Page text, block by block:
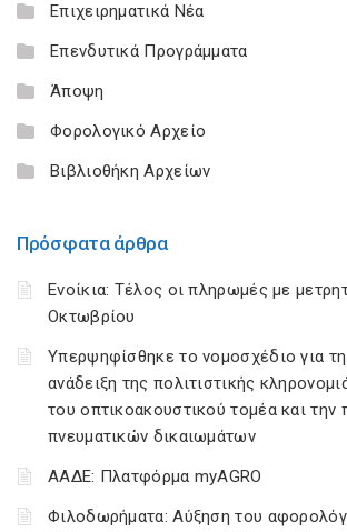
Επιχειρηματικά Νέα
Επενδυτικά Προγράμματα
Άποψη
Φορολογικό Αρχείο
Βιβλιοθήκη Αρχείων
Πρόσφατα άρθρα
Ενοίκια: Τέλος οι πληρωμές με
Οκτωβρίου
Υπερψηφίσθηκε το νομοσχέδιο για τη
ανάδειξη της πολιτιστικής
του οπτικοακουστικού τομέα και την
πνευματικών δικαιωμάτων
ΑΑΔΕ: Πλατφόρμα myAGRO
Φιλοδωρήματα: Αύξηση του